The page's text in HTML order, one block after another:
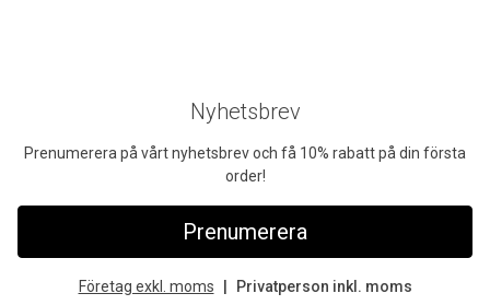
Nyhetsbrev
Prenumerera på vårt nyhetsbrev och få 10% rabatt på din första
order!
Prenumerera
Företag exkl. moms Privatperson inkl. moms